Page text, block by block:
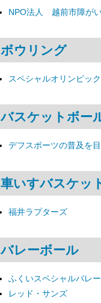
NPO法人 越前市障が
ボウリング
スペシャルオリンピッ
バスケットボー
デフスポーツの普及を
車いすバスケッ
福井ラプターズ
バレーボール
ふくいスペシャルバレ
レッド・サンズ